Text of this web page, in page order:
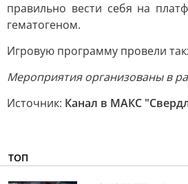
правильно вести себя на
гематогеном.
Игровую программу провели
Мероприятия организованы в
Источник: Канал в МАКС
ТОП